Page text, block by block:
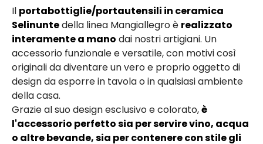
Il portabottiglie/portautensili in ceramica
Selinuntedella linea Mangiallegro è realizzato
interamente a mano dai nostri artigiani. Un
accessorio funzionale e versatile, con motivi così
originali da diventare un vero e proprio oggetto di
design da esporre in tavola o in qualsiasi ambiente
della casa.
Grazie al suo design esclusivo e colorato,è
l'accessorio perfetto sia per servire vino, acqua
o altre bevande, sia per contenere con stile gli